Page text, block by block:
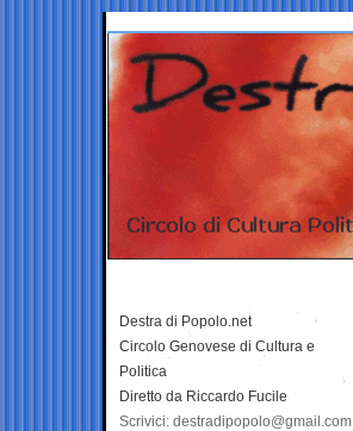
Destra di Popolo.net
Circolo Genovese di Cultura e
Politica
Diretto da Riccardo Fucile
Scrivici: destradipopolo@gmail.com